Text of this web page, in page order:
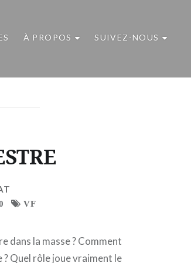
À PROPOS SUIVEZ-NOUS
VF
dans la masse ? Comment
Quel rôle joue vraiment le